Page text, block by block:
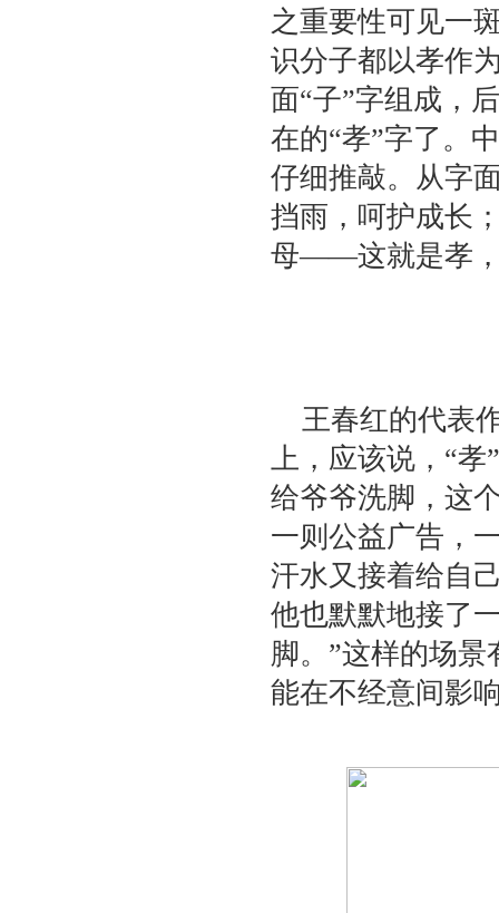
之重要性可见一
识分子都以孝作
面“子”字组成，
在的“孝”字了。
仔细推敲。从字
挡雨，呵护成长
母——这就是孝，
王春红的代表
上，应该说，“孝
给爷爷洗脚，这
一则公益广告，
汗水又接着给自
他也默默地接了
脚。”这样的场
能在不经意间影